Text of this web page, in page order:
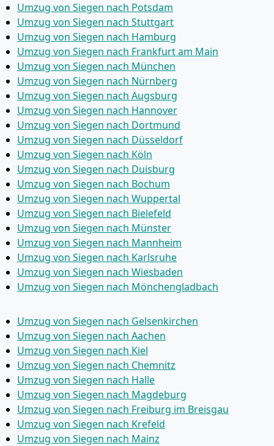
Umzug von Siegen nach Potsdam
Umzug von Siegen nach Stuttgart
Umzug von Siegen nach Hamburg
Umzug von Siegen nach Frankfurt am Main
Umzug von Siegen nach München
Umzug von Siegen nach Nürnberg
Umzug von Siegen nach Augsburg
Umzug von Siegen nach Hannover
Umzug von Siegen nach Dortmund
Umzug von Siegen nach Düsseldorf
Umzug von Siegen nach Köln
Umzug von Siegen nach Duisburg
Umzug von Siegen nach Bochum
Umzug von Siegen nach Wuppertal
Umzug von Siegen nach Bielefeld
Umzug von Siegen nach Münster
Umzug von Siegen nach Mannheim
Umzug von Siegen nach Karlsruhe
Umzug von Siegen nach Wiesbaden
Umzug von Siegen nach Mönchen­gladbach
Umzug von Siegen nach Gelsenkirchen
Umzug von Siegen nach Aachen
Umzug von Siegen nach Kiel
Umzug von Siegen nach Chemnitz
Umzug von Siegen nach Halle
Umzug von Siegen nach Magdeburg
Umzug von Siegen nach Freiburg im Breisgau
Umzug von Siegen nach Krefeld
Umzug von Siegen nach Mainz